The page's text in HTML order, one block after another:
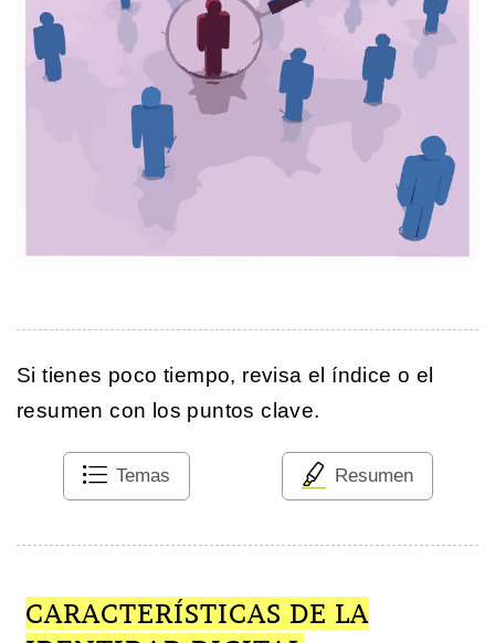
Si tienes poco tiempo, revisa el índice o el
resumen con los puntos clave.
Temas Resumen
CARACTERÍSTICAS DE LA